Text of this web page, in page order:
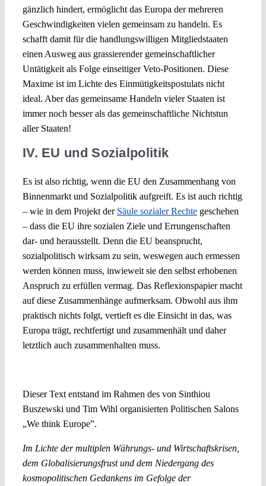
gänzlich hindert, ermöglicht das Europa der mehreren
Geschwindigkeiten vielen gemeinsam zu handeln. Es
schafft damit für die handlungswilligen Mitgliedstaaten
einen Ausweg aus grassierender gemeinschaftlicher
Untätigkeit als Folge einseitiger Veto-Positionen. Diese
Maxime ist im Lichte des Einmütigkeitspostulats nicht
ideal. Aber das gemeinsame Handeln vieler Staaten ist
immer noch besser als das gemeinschaftliche Nichtstun
aller Staaten!
IV. EU und Sozialpolitik
Es ist also richtig, wenn die EU den Zusammenhang von
Binnenmarkt und Sozialpolitik aufgreift. Es ist auch richtig
– wie in dem Projekt der Säule sozialer Rechtegeschehen
– dass die EU ihre sozialen Ziele und Errungenschaften
dar- und herausstellt. Denn die EU beansprucht,
sozialpolitisch wirksam zu sein, weswegen auch ermessen
werden können muss, inwieweit sie den selbst erhobenen
Anspruch zu erfüllen vermag. Das Reflexionspapier macht
auf diese Zusammenhänge aufmerksam. Obwohl aus ihm
praktisch nichts folgt, vertieft es die Einsicht in das, was
Europa trägt, rechtfertigt und zusammenhält und daher
letztlich auch zusammenhalten muss.
Dieser Text entstand im Rahmen des von Sinthiou
Buszewski und Tim Wihl organisierten Politischen Salons
„We think Europe”.
Im Lichte der multiplen Währungs- und Wirtschaftskrisen,
dem Globalisierungsfrust und dem Niedergang des
kosmopolitischen Gedankens im Gefolge der